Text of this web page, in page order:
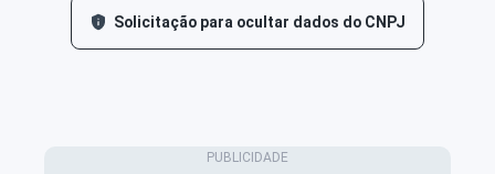
Solicitação para ocultar dados do CNPJ